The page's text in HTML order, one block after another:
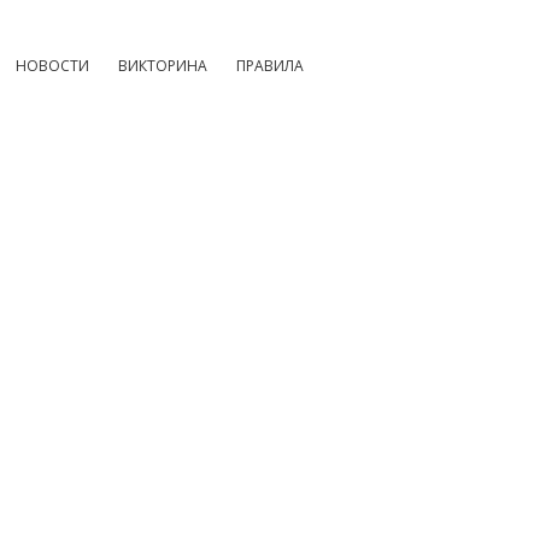
НОВОСТИ ВИКТОРИНА ПРАВИЛА